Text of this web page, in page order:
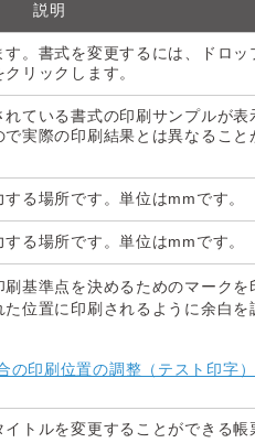
説明
。書式を変更するには、ドロッ
リックします。
れている書式の印刷サンプルが表
実際の印刷結果とは異なること
る場所です。単位はmmです。
る場所です。単位はmmです。
基準点を決めるためのマークを
た位置に印刷されるように余白を
の印刷位置の調整（テスト印字）
トルを変更することができる帳